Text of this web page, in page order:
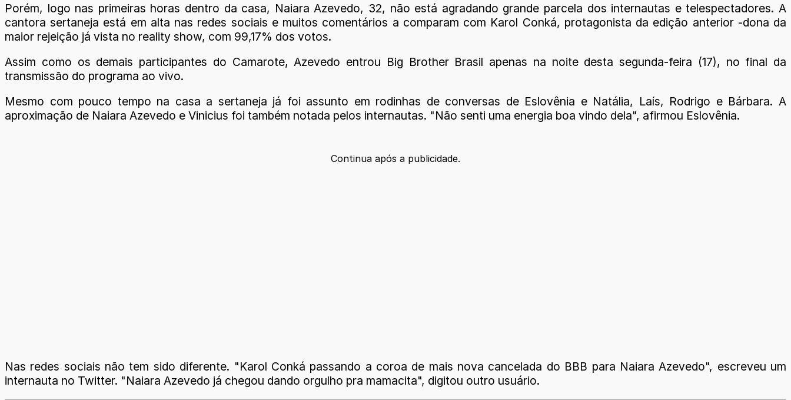
Porém, logo nas primeiras horas dentro da casa, Naiara Azevedo, 32, não está agradando grande parcela dos internautas e telespectadores. A
cantora sertaneja está em alta nas redes sociais e muitos comentários a comparam com Karol Conká, protagonista da edição anterior -dona da
maior rejeição já vista no reality show, com 99,17% dos votos.
Assim como os demais participantes do Camarote, Azevedo entrou Big Brother Brasil apenas na noite desta segunda-feira (17), no final da
transmissão do programa ao vivo.
Mesmo com pouco tempo na casa a sertaneja já foi assunto em rodinhas de conversas de Eslovênia e Natália, Laís, Rodrigo e Bárbara. A
aproximação de Naiara Azevedo e Vinicius foi também notada pelos internautas. "Não senti uma energia boa vindo dela", afirmou Eslovênia.
Continua após a publicidade.
Nas redes sociais não tem sido diferente. "Karol Conká passando a coroa de mais nova cancelada do BBB para Naiara Azevedo", escreveu um
internauta no Twitter. "Naiara Azevedo já chegou dando orgulho pra mamacita", digitou outro usuário.